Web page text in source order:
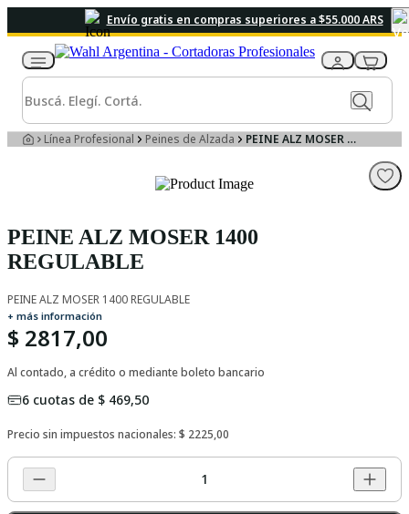
Envío gratis en compras superiores a $55.000 ARS
Línea Profesional Peines de Alzada PEINE ALZ MOSER 1400 REGULABLE
PEINE ALZ MOSER 1400
REGULABLE
PEINE ALZ MOSER 1400 REGULABLE
+ más información
$ 2817,00
Al contado, a crédito o mediante boleto bancario
6 cuotas de $ 469,50
Precio sin impuestos nacionales: $ 2225,00